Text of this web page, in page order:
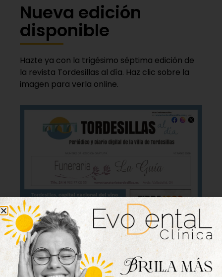
Nueva edición
disponible
Hazte ya con la trigésimo séptima edición de
la revista Tordesillas al día. Haz clic sobre la
imagen para verla online.